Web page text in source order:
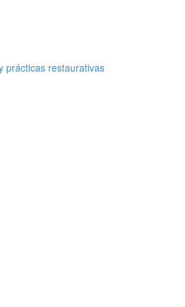
prácticas restaurativas